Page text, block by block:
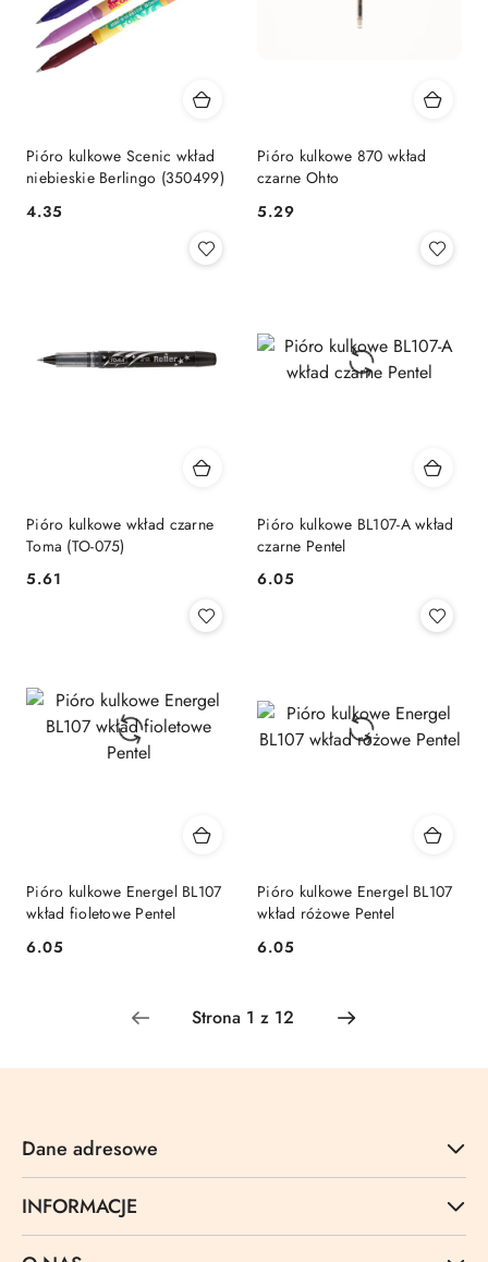
Pióro kulkowe Scenic wkład
niebieskie Berlingo (350499)
Cena:
4.35
Pióro kulkowe 870 wkład
czarne Ohto
Cena:
5.29
Pióro kulkowe wkład czarne
Toma (TO-075)
Cena:
5.61
Pióro kulkowe BL107-A wkład
czarne Pentel
Cena:
6.05
Pióro kulkowe Energel BL107
wkład fioletowe Pentel
Cena:
6.05
Pióro kulkowe Energel BL107
wkład różowe Pentel
Cena:
6.05
Dane adresowe
INFORMACJE